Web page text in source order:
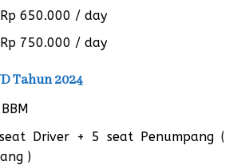
650.000 / day
750.000 / day
Tahun 2024
Driver + 5 seat Penumpang (
)